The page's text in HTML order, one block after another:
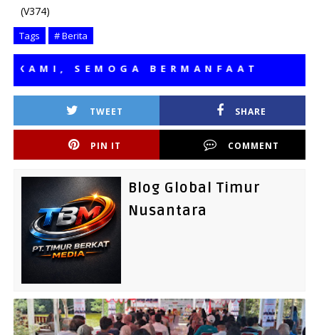
(V374)
Tags # Berita
SEMOGA BERMANFAAT
TWEET SHARE
PIN IT COMMENT
Blog Global Timur
Nusantara